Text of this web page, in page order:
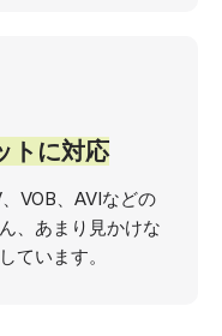
トに対応
VOB、AVIなどの
、あまり見かけな
ています。